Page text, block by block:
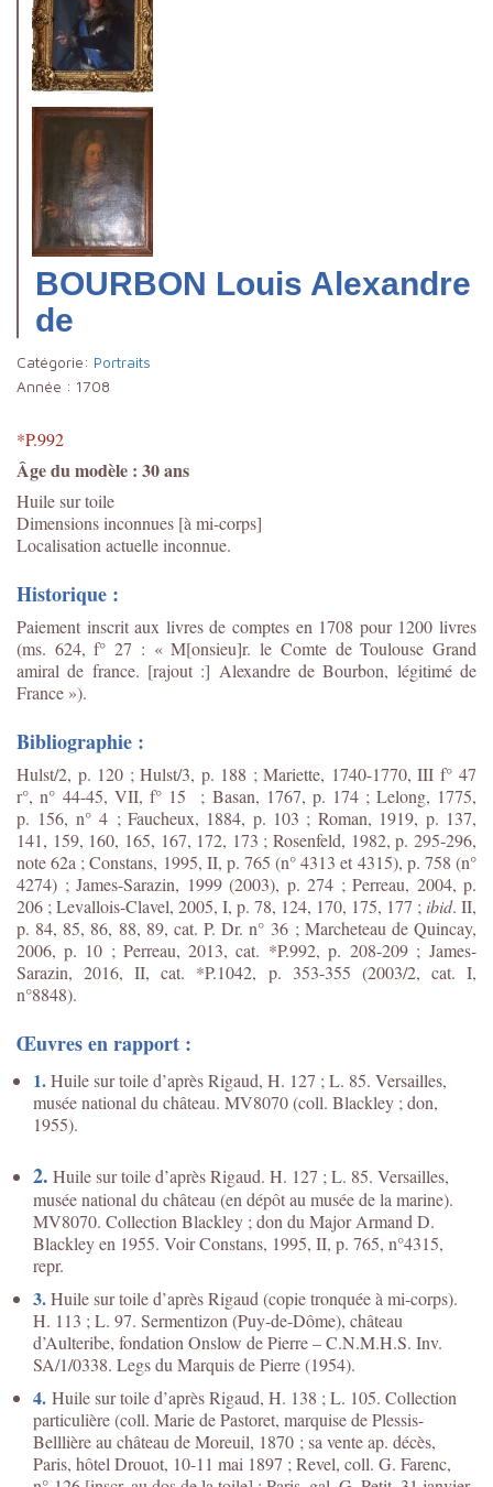
BOURBON Louis Alexandre
de
Catégorie: Portraits
Année : 1708
*P.992
Âge du modèle : 30 ans
Huile sur toile
Dimensions inconnues [à mi-corps]
Localisation actuelle inconnue.
Historique :
Paiement inscrit aux livres de comptes en 1708 pour 1200 livres
(ms. 624, f° 27 : « M[onsieu]r. le Comte de Toulouse Grand
amiral de france. [rajout :] Alexandre de Bourbon, légitimé de
France »).
Bibliographie :
Hulst/2, p. 120 ; Hulst/3, p. 188 ; Mariette, 1740-1770, III f° 47
r°, n° 44-45, VII, f° 15 ; Basan, 1767, p. 174 ; Lelong, 1775,
p. 156, n° 4 ; Faucheux, 1884, p. 103 ; Roman, 1919, p. 137,
141, 159, 160, 165, 167, 172, 173 ; Rosenfeld, 1982, p. 295-296,
note 62a ; Constans, 1995, II, p. 765 (n° 4313 et 4315), p. 758 (n°
4274) ; James-Sarazin, 1999 (2003), p. 274 ; Perreau, 2004, p.
206 ; Levallois-Clavel, 2005, I, p. 78, 124, 170, 175, 177 ; ibid. II,
p. 84, 85, 86, 88, 89, cat. P. Dr. n° 36 ; Marcheteau de Quincay,
2006, p. 10 ; Perreau, 2013, cat. *P.992, p. 208-209 ; James-
Sarazin, 2016, II, cat. *P.1042, p. 353-355 (2003/2, cat. I,
n°8848).
Œuvres en rapport :
1.Huile sur toile d’après Rigaud, H. 127 ; L. 85. Versailles,
musée national du château. MV8070 (coll. Blackley ; don,
1955).
2. Huile sur toile d’après Rigaud. H. 127 ; L. 85. Versailles,
musée national du château (en dépôt au musée de la marine).
MV8070. Collection Blackley ; don du Major Armand D.
Blackley en 1955. Voir Constans, 1995, II, p. 765, n°4315,
repr.
3.Huile sur toile d’après Rigaud (copie tronquée à mi-corps).
H. 113 ; L. 97. Sermentizon (Puy-de-Dôme), château
d’Aulteribe, fondation Onslow de Pierre – C.N.M.H.S. Inv.
SA/1/0338. Legs du Marquis de Pierre (1954).
4. Huile sur toile d’après Rigaud, H. 138 ; L. 105. Collection
particulière (coll. Marie de Pastoret, marquise de Plessis-
Belllière au château de Moreuil, 1870 ; sa vente ap. décès,
Paris, hôtel Drouot, 10-11 mai 1897 ; Revel, coll. G. Farenc,